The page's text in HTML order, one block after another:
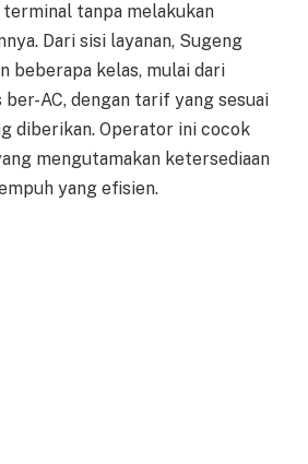
tanpa melakukan
Dari sisi layanan, Sugeng
beberapa kelas, mulai dari
AC, dengan tarif yang sesuai
diberikan. Operator ini cocok
mengutamakan ketersediaan
yang efisien.